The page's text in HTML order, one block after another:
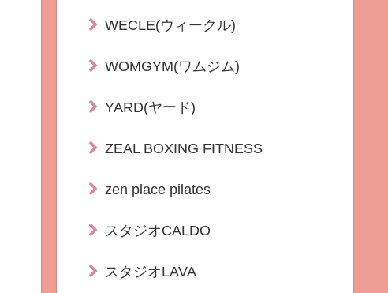
WECLE(ウィークル)
WOMGYM(ワムジム)
YARD(ヤード)
ZEAL BOXING FITNESS
zen place pilates
スタジオCALDO
スタジオLAVA